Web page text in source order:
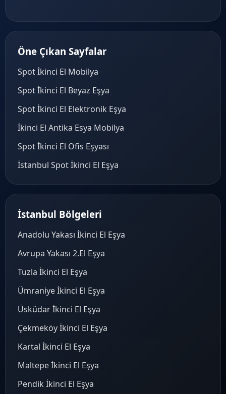
Öne Çıkan Sayfalar
Spot İkinci El Mobilya
Spot İkinci El Beyaz Eşya
Spot İkinci El Elektronik Eşya
İkinci El Antika Esya Mobilya
Spot İkinci El Ofis Eşyası
İstanbul Spot İkinci El Eşya
İstanbul Bölgeleri
Anadolu Yakası İkinci El Eşya
Avrupa Yakası 2.El Eşya
Tuzla İkinci El Eşya
Ümraniye İkinci El Eşya
Üsküdar İkinci El Eşya
Çekmeköy İkinci El Eşya
Kartal İkinci El Eşya
Maltepe İkinci El Eşya
Pendik İkinci El Eşya